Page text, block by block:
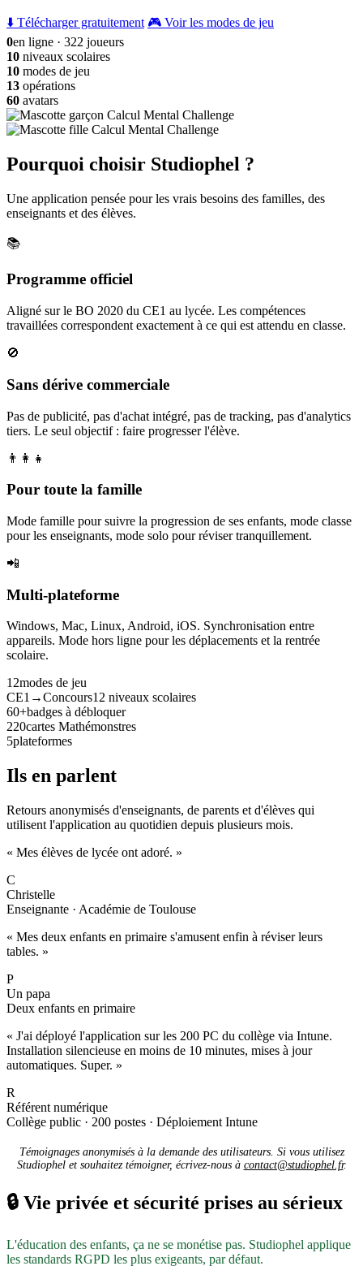
⬇️ Télécharger gratuitement 🎮 Voir les modes de jeu
0en ligne · 322 joueurs
10 niveaux scolaires
10 modes de jeu
13 opérations
60 avatars
Pourquoi choisir Studiophel ?
Une application pensée pour les vrais besoins des familles, des
enseignants et des élèves.
📚
Programme officiel
Aligné sur le BO 2020 du CE1 au lycée. Les compétences
travaillées correspondent exactement à ce qui est attendu en classe.
🚫
Sans dérive commerciale
Pas de publicité, pas d'achat intégré, pas de tracking, pas d'analytics
tiers. Le seul objectif : faire progresser l'élève.
👨‍👩‍👧
Pour toute la famille
Mode famille pour suivre la progression de ses enfants, mode classe
pour les enseignants, mode solo pour réviser tranquillement.
📲
Multi-plateforme
Windows, Mac, Linux, Android, iOS. Synchronisation entre
appareils. Mode hors ligne pour les déplacements et la rentrée
scolaire.
12modes de jeu
CE1→Concours12 niveaux scolaires
60+badges à débloquer
220cartes Mathémonstres
5plateformes
Ils en parlent
Retours anonymisés d'enseignants, de parents et d'élèves qui
utilisent l'application au quotidien depuis plusieurs mois.
« Mes élèves de lycée ont adoré. »
C
Christelle
Enseignante · Académie de Toulouse
« Mes deux enfants en primaire s'amusent enfin à réviser leurs
tables. »
P
Un papa
Deux enfants en primaire
« J'ai déployé l'application sur les 200 PC du collège via Intune.
Installation silencieuse en moins de 10 minutes, mises à jour
automatiques. Super. »
R
Référent numérique
Collège public · 200 postes · Déploiement Intune
Témoignages anonymisés à la demande des utilisateurs. Si vous utilisez
Studiophel et souhaitez témoigner, écrivez-nous à contact@studiophel.fr.
🔒 Vie privée et sécurité prises au sérieux
L'éducation des enfants, ça ne se monétise pas. Studiophel applique
les standards RGPD les plus exigeants, par défaut.